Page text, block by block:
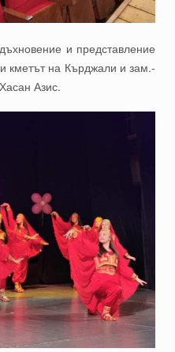
и представление
кметът на Кърджали и зам.-
Азис.